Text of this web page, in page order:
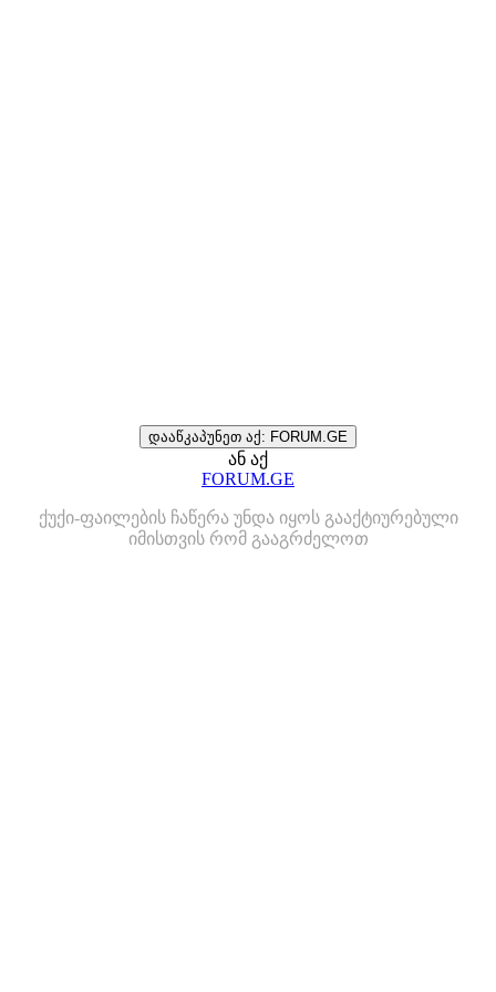
დააწკაპუნეთ აქ: FORUM.GE
ან აქ
FORUM.GE
ქუქი-ფაილების ჩაწერა უნდა იყოს გააქტიურებული
იმისთვის რომ გააგრძელოთ